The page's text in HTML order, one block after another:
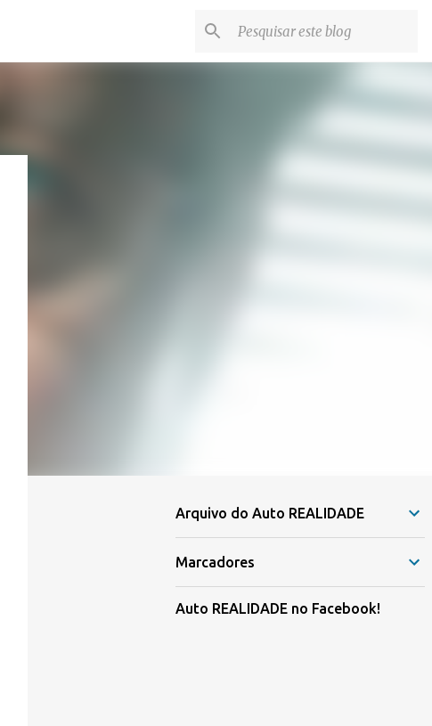
Arquivo do Auto REALIDADE
Marcadores
Auto REALIDADE no Facebook!